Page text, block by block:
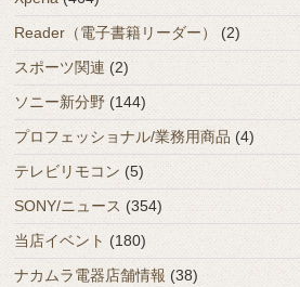
Reader（電子書籍リーダー）
(2)
スポーツ関連 (2)
ソニー新分野 (144)
プロフェッショナル/業務用商品 (4)
テレビリモコン (5)
SONY/ニュース (354)
当店イベント (180)
ナカムラ電器店舗情報 (38)